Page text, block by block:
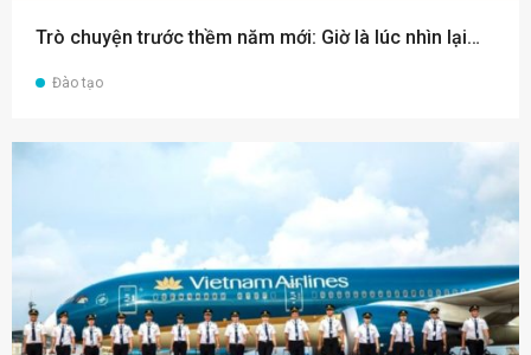
Trò chuyện trước thềm năm mới: Giờ là lúc nhìn lại…
Đào tạo